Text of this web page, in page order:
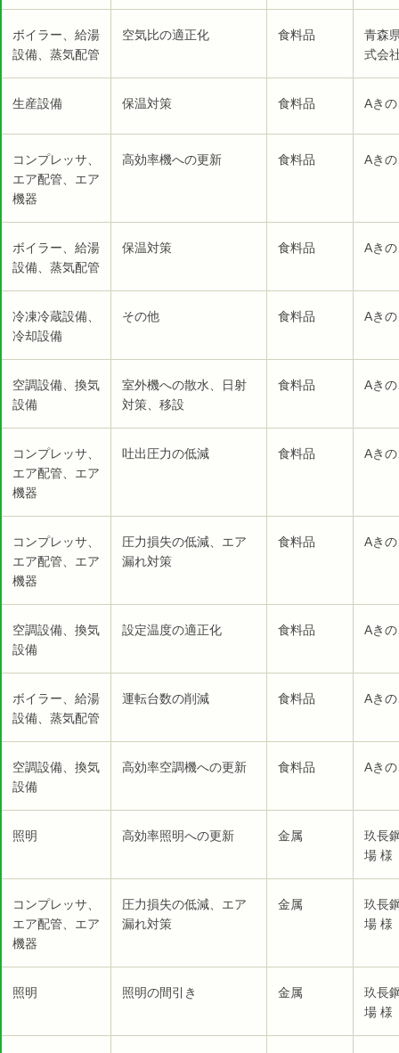
ボイラー、給湯
設備、蒸気配管
空気比の適正化 食料品
青森
式会
生産設備 保温対策 食料品 Aき
コンプレッサ、
エア配管、エア
機器
高効率機への更新 食料品 Aき
ボイラー、給湯
設備、蒸気配管
保温対策 食料品 Aき
冷凍冷蔵設備、
冷却設備
その他 食料品 Aき
空調設備、換気
設備
室外機への散水、日射
対策、移設
食料品 Aき
コンプレッサ、
エア配管、エア
機器
吐出圧力の低減 食料品 Aき
コンプレッサ、
エア配管、エア
機器
圧力損失の低減、エア
漏れ対策
食料品 Aき
空調設備、換気
設備
設定温度の適正化 食料品 Aき
ボイラー、給湯
設備、蒸気配管
運転台数の削減 食料品 Aき
空調設備、換気
設備
高効率空調機への更新 食料品 Aき
照明 高効率照明への更新 金属
玖長
場 様
コンプレッサ、
エア配管、エア
機器
圧力損失の低減、エア
漏れ対策
金属
玖長
場 様
照明 照明の間引き 金属
玖長
場 様